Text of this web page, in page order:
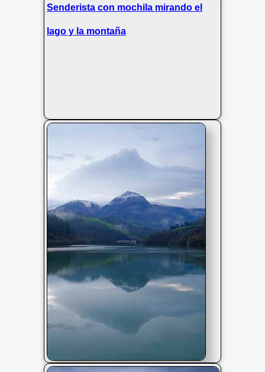
Senderista con mochila mirando el
lago y la montaña